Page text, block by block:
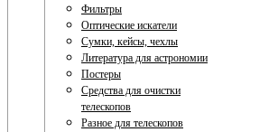
Фильтры
Оптические искатели
Сумки, кейсы, чехлы
Литература для астрономии
Постеры
Средства для очистки
телескопов
Разное для телескопов